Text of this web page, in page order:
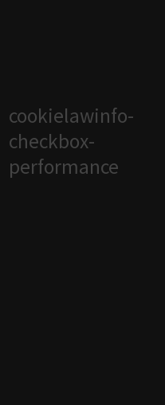
cookielawinfo-
checkbox-
performance